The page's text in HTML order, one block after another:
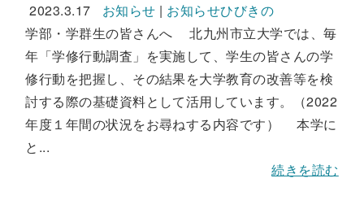
2023.3.17 お知らせ | お知らせひびきの
学部・学群生の皆さんへ 北九州市立大学では、毎
年「学修行動調査」を実施して、学生の皆さんの学
修行動を把握し、その結果を大学教育の改善等を検
討する際の基礎資料として活用しています。（2022
年度１年間の状況をお尋ねする内容です） 本学に
と...
続きを読む